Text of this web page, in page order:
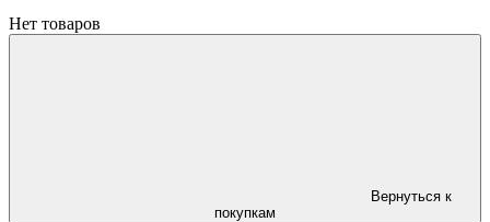
Нет товаров
Вернуться к
покупкам